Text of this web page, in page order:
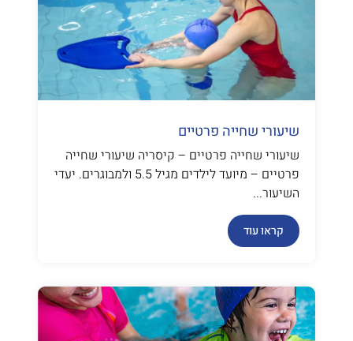
שיעורי שחייה פרטיים
שיעורי שחייה פרטיים – קיסריה שיעורי שחייה
פרטיים – מיועד לילדים מגיל 5.5 ולמבוגרים. יעדי
השיעור...
קראו עוד